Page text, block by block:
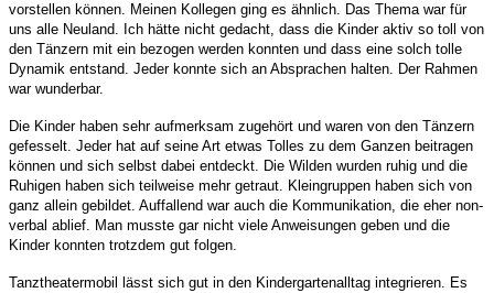
vorstellen können. Meinen Kollegen ging es ähnlich. Das Thema war für
uns alle Neuland. Ich hätte nicht gedacht, dass die Kinder aktiv so toll von
den Tänzern mit ein bezogen werden konnten und dass eine solch tolle
Dynamik entstand. Jeder konnte sich an Absprachen halten. Der Rahmen
war wunderbar.
Die Kinder haben sehr aufmerksam zugehört und waren von den Tänzern
gefesselt. Jeder hat auf seine Art etwas Tolles zu dem Ganzen beitragen
können und sich selbst dabei entdeckt. Die Wilden wurden ruhig und die
Ruhigen haben sich teilweise mehr getraut. Kleingruppen haben sich von
ganz allein gebildet. Auffallend war auch die Kommunikation, die eher non-
verbal ablief. Man musste gar nicht viele Anweisungen geben und die
Kinder konnten trotzdem gut folgen.
Tanztheatermobil lässt sich gut in den Kindergartenalltag integrieren. Es